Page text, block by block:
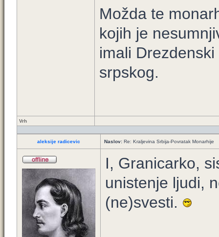
Možda te
kojih je
imali
srpskog.
Vrh
aleksije radicevic Naslov: Re: Kraljevina Srbija-Povratak Monarhije
I, Granicarko,
unistenje ljudi,
(ne)svesti.